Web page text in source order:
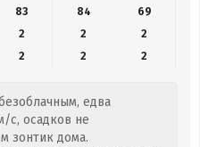
83 84
69
2 2
2
2 2 2
едва
с, осадков не
зонтик дома.